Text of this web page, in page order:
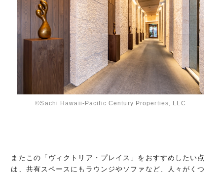
©Sachi Hawaii-Pacific Century Properties, LLC
またこの「ヴィクトリア・プレイス」をおすすめしたい点
は、共有スペースにもラウンジやソファなど、人々がくつ